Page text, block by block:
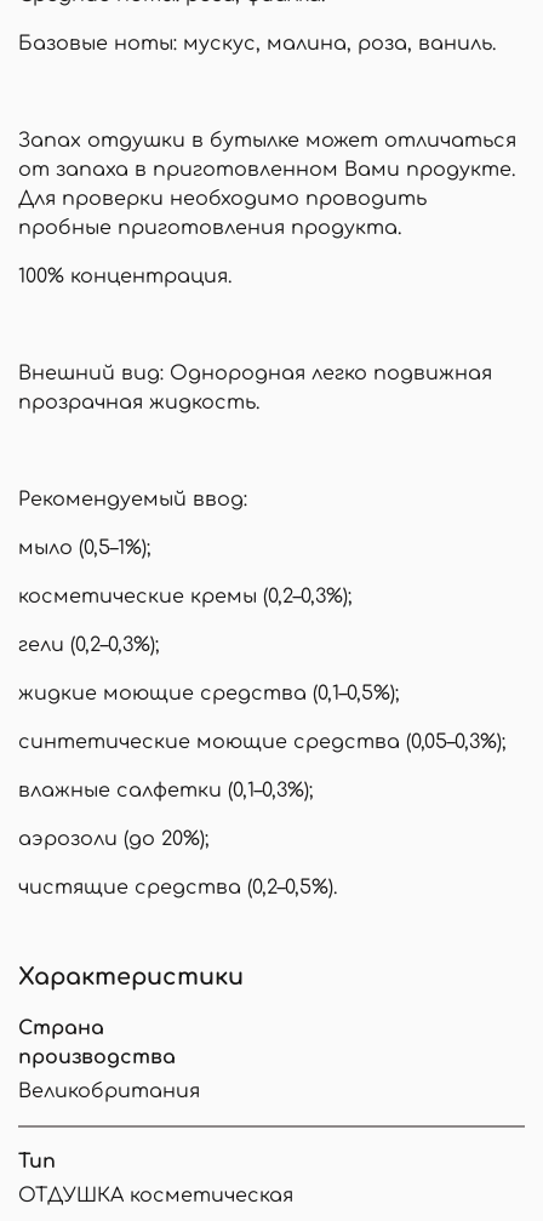
Базовые ноты: мускус, малина, роза, ваниль.
Запах отдушки в бутылке может отличаться
от запаха в приготовленном Вами продукте.
Для проверки необходимо проводить
пробные приготовления продукта.
100% концентрация.
Внешний вид: Однородная легко подвижная
прозрачная жидкость.
Рекомендуемый ввод:
мыло (0,5–1%);
косметические кремы (0,2–0,3%);
гели (0,2–0,3%);
жидкие моющие средства (0,1–0,5%);
синтетические моющие средства (0,05–0,3%);
влажные салфетки (0,1–0,3%);
аэрозоли (до 20%);
чистящие средства (0,2–0,5%).
Характеристики
Страна
производства
Великобритания
Тип
ОТДУШКА косметическая